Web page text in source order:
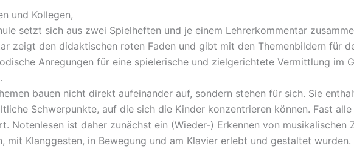
und Kollegen,
setzt sich aus zwei Spielheften und je einem Lehrerkommentar
zeigt den didaktischen roten Faden und gibt mit den Themenbildern für
Anregungen für eine spielerische und zielgerichtete Vermittlung im
bauen nicht direkt aufeinander auf, sondern stehen für sich. Sie
Schwerpunkte, auf die sich die Kinder konzentrieren können. Fast
Notenlesen ist daher zunächst ein (Wieder-) Erkennen von musikalischen
mit Klanggesten, in Bewegung und am Klavier erlebt und gestaltet wurden.